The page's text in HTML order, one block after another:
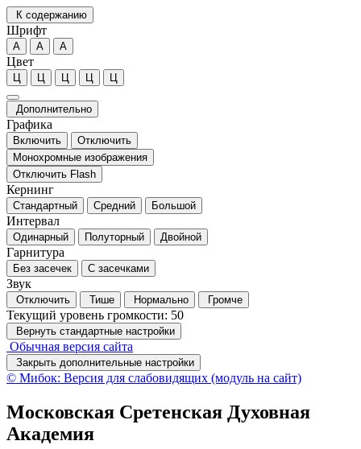
К содержанию
Шрифт
А А А
Цвет
Ц Ц Ц Ц Ц
Дополнительно
Графика
Включить
Отключить
Монохромные изображения
Отключить Flash
Кернинг
Стандартный Средний Большой
Интервал
Одинарный Полуторный Двойной
Гарнитура
Без засечек С засечками
Звук
Отключить Тише Нормально Громче
Текущий уровень громкости: 50
Вернуть стандартные настройки
Обычная версия сайта
Закрыть дополнительные настройки
© Мибок: Версия для слабовидящих (модуль на сайт)
Московская Сретенская Духовная
Академия